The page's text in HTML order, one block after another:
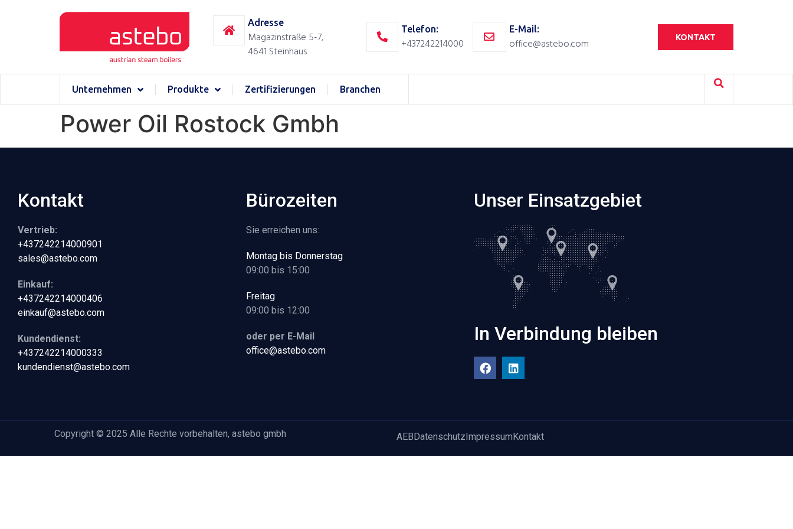
Adresse
Magazinstraße 5-7,
4641 Steinhaus
Telefon:
+437242214000
E-Mail:
office@astebo.com KONTAKT
Unternehmen Produkte Zertifizierungen Branchen
Power Oil Rostock Gmbh
Kontakt
Vertrieb:
+437242214000901
sales@astebo.com
Einkauf:
+437242214000406
einkauf@astebo.com
Kundendienst:
+437242214000333
kundendienst@astebo.com
Bürozeiten
Sie erreichen uns:
Montag bis Donnerstag
09:00 bis 15:00
Freitag
09:00 bis 12:00
oder per E-Mail
office@astebo.com
Unser Einsatzgebiet
In Verbindung bleiben
Copyright © 2025 Alle Rechte vorbehalten, astebo gmbh AEB Datenschutz Impressum Kontakt